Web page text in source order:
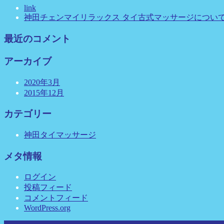
link
神田チェンマイリラックス タイ古式マッサージについ
最近のコメント
アーカイブ
2020年3月
2015年12月
カテゴリー
神田タイマッサージ
メタ情報
ログイン
投稿フィード
コメントフィード
WordPress.org